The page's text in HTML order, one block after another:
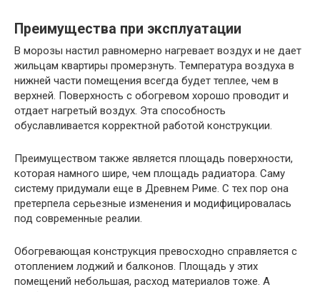
Преимущества при эксплуатации
В морозы настил равномерно нагревает воздух и не дает
жильцам квартиры промерзнуть. Температура воздуха в
нижней части помещения всегда будет теплее, чем в
верхней. Поверхность с обогревом хорошо проводит и
отдает нагретый воздух. Эта способность
обуславливается корректной работой конструкции.
Преимуществом также является площадь поверхности,
которая намного шире, чем площадь радиатора. Саму
систему придумали еще в Древнем Риме. С тех пор она
претерпела серьезные изменения и модифицировалась
под современные реалии.
Обогревающая конструкция превосходно справляется с
отоплением лоджий и балконов. Площадь у этих
помещений небольшая, расход материалов тоже. А